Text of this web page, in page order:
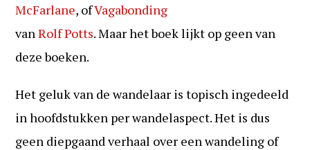
McFarlane, ofVagabonding
vanRolf Potts. Maar het boek lijkt op geen van
deze boeken.
Het geluk van de wandelaar is topisch ingedeeld
in hoofdstukken per wandelaspect. Het is dus
geen diepgaand verhaal over een wandeling of